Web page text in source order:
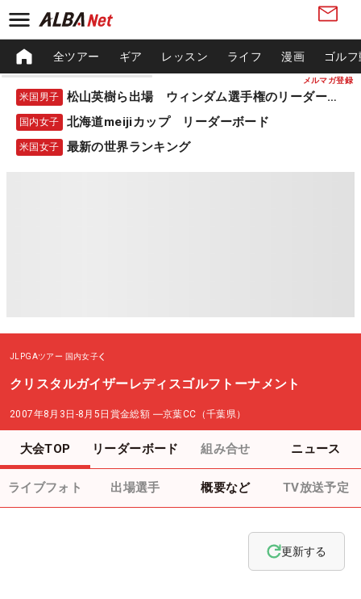
メルマガ登録
全ツアー ギア レッスン ライフ 漫画 ゴル
米国男子 松山英樹ら出場 ウィンダム選手権のリーダーボード
国内女子 北海道meijiカップ リーダーボード
米国女子 最新の世界ランキング
JLPGAツアー 国内女子
クリスタルガイザーレディスゴルフトーナメント
2007年8月3日-8月5日 賞金総額 ―京葉CC（千葉県）
大会TOP リーダーボード 組み合せ ニュース
ライブフォト 出場選手 概要など TV放送予定
更新する